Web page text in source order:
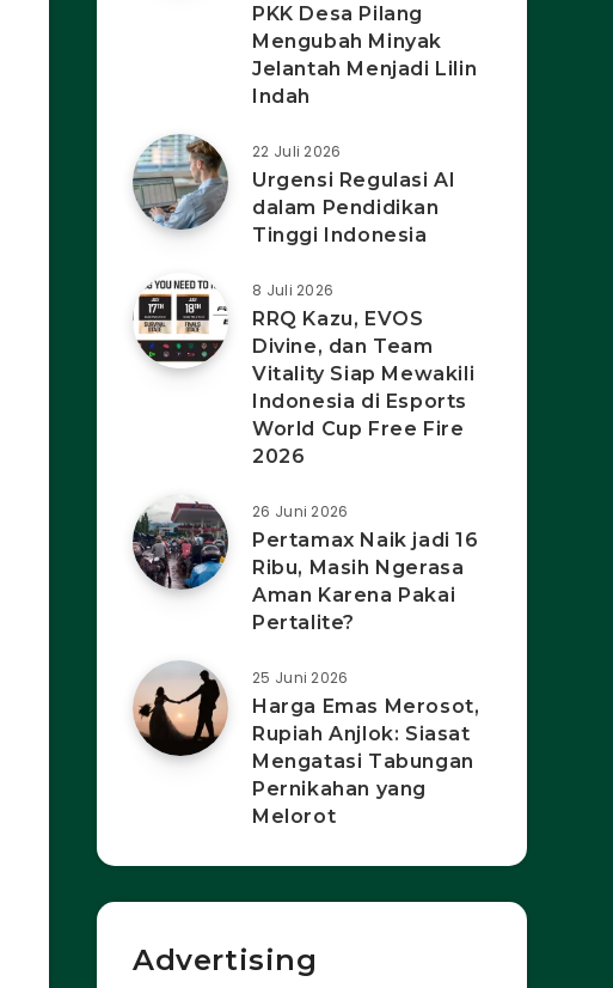
PKK Desa Pilang
Mengubah Minyak
Jelantah Menjadi Lilin
Indah
22 Juli 2026
Urgensi Regulasi AI
dalam Pendidikan
Tinggi Indonesia
8 Juli 2026
RRQ Kazu, EVOS
Divine, dan Team
Vitality Siap Mewakili
Indonesia di Esports
World Cup Free Fire
2026
26 Juni 2026
Pertamax Naik jadi 16
Ribu, Masih Ngerasa
Aman Karena Pakai
Pertalite?
25 Juni 2026
Harga Emas Merosot,
Rupiah Anjlok: Siasat
Mengatasi Tabungan
Pernikahan yang
Melorot
Advertising